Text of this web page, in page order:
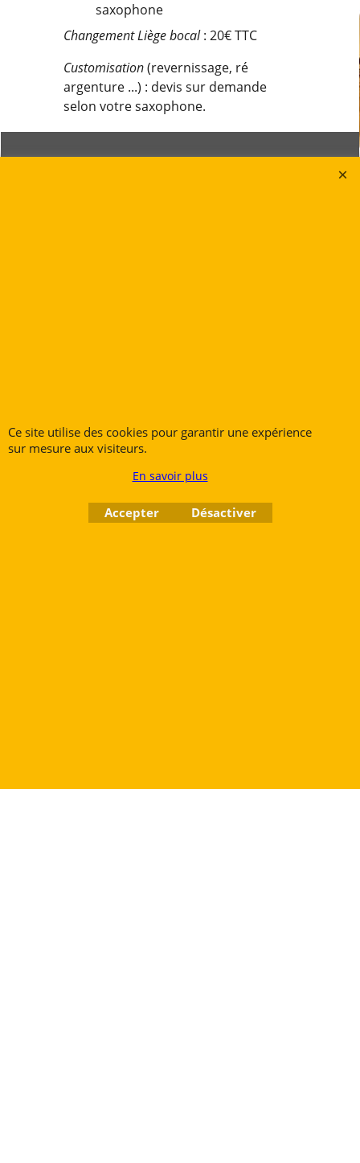
saxophone
Changement Liège bocal: 20€ TTC
Customisation(revernissage, ré
argenture ...) : devis sur demande
selon votre saxophone.
Ce site utilise des cookies pour garantir une expérience
sur mesure aux visiteurs.
En savoir plus
Accepter Désactiver